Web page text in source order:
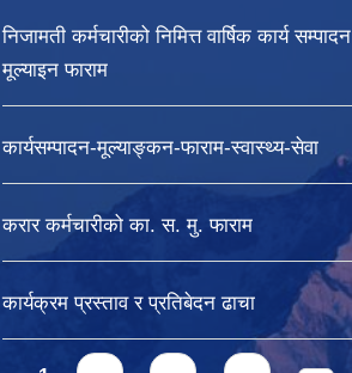
निजामती कर्मचारीको निमित्त वार्षिक कार्य सम्पादन
मूल्याइन फाराम
कार्यसम्पादन-मूल्याङ्कन-फाराम-स्वास्थ्य-सेवा
करार कर्मचारीको का. स. मु. फाराम
कार्यक्रम प्रस्ताव र प्रतिबेदन ढाचा